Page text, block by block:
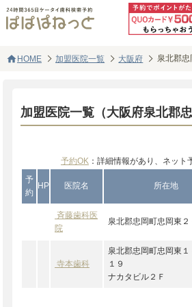
homeHOME 加盟医院一覧 大阪府 泉北郡忠
加盟医院一覧（大阪府泉北郡忠
予約OK：詳細情報があり、ネット
予
約
HP 医院名 所在地
斉藤歯科医
院
泉北郡忠岡町忠岡東２
寺本歯科
泉北郡忠岡町忠岡東１
１９
ナカタビル２Ｆ